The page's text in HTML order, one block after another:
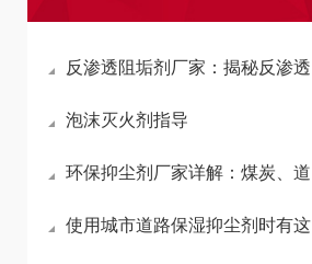
反渗透阻垢剂厂家：揭秘反渗透阻垢剂的原理与作用
泡沫灭火剂指导
环保抑尘剂厂家详解：煤炭、道路、结壳、铁路煤炭运输抑尘剂原理应用
使用城市道路保湿抑尘剂时有这些常识需要了解一下